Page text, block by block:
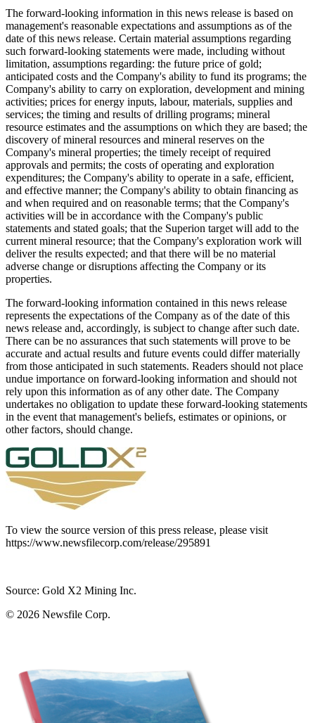
The forward-looking information in this news release is based on
management's reasonable expectations and assumptions as of the
date of this news release. Certain material assumptions regarding
such forward-looking statements were made, including without
limitation, assumptions regarding: the future price of gold;
anticipated costs and the Company's ability to fund its programs; the
Company's ability to carry on exploration, development and mining
activities; prices for energy inputs, labour, materials, supplies and
services; the timing and results of drilling programs; mineral
resource estimates and the assumptions on which they are based; the
discovery of mineral resources and mineral reserves on the
Company's mineral properties; the timely receipt of required
approvals and permits; the costs of operating and exploration
expenditures; the Company's ability to operate in a safe, efficient,
and effective manner; the Company's ability to obtain financing as
and when required and on reasonable terms; that the Company's
activities will be in accordance with the Company's public
statements and stated goals; that the Superion target will add to the
current mineral resource; that the Company's exploration work will
deliver the results expected; and that there will be no material
adverse change or disruptions affecting the Company or its
properties.
The forward-looking information contained in this news release
represents the expectations of the Company as of the date of this
news release and, accordingly, is subject to change after such date.
There can be no assurances that such statements will prove to be
accurate and actual results and future events could differ materially
from those anticipated in such statements. Readers should not place
undue importance on forward-looking information and should not
rely upon this information as of any other date. The Company
undertakes no obligation to update these forward-looking statements
in the event that management's beliefs, estimates or opinions, or
other factors, should change.
To view the source version of this press release, please visit
https://www.newsfilecorp.com/release/295891
Source: Gold X2 Mining Inc.
© 2026 Newsfile Corp.